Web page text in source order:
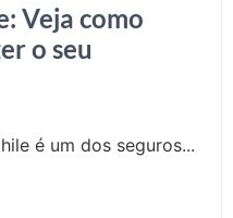
Veja como
o seu
é um dos seguros...